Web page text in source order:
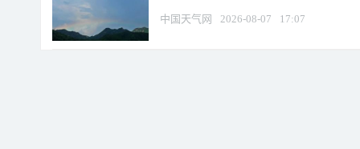
中国天气网 2026-08-07 17:07